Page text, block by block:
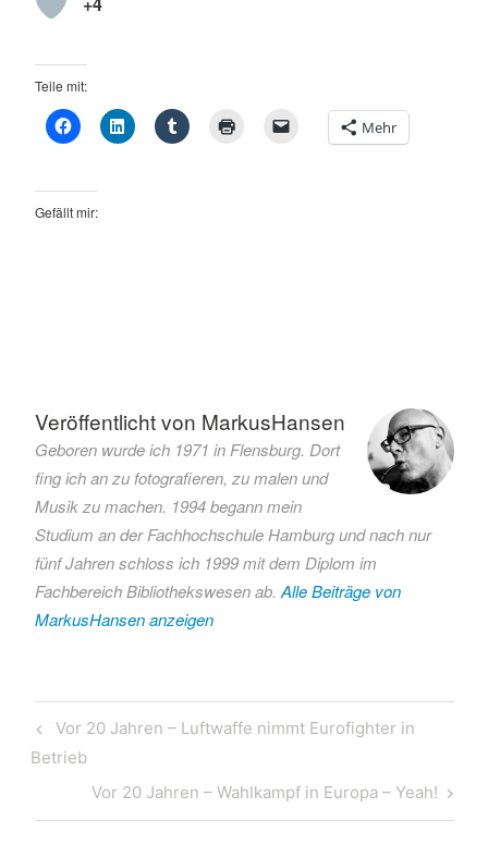
Teile mit:
Mehr
Gefällt mir:
Atacama-
Wüste
BASF
Greenwashing
Ikea
Wald
Umwelt
Veröffentlicht von MarkusHansen
Geboren wurde ich 1971 in Flensburg. Dort
fing ich an zu fotografieren, zu malen und
Musik zu machen. 1994 begann mein
Studium an der Fachhochschule Hamburg und nach nur
fünf Jahren schloss ich 1999 mit dem Diplom im
Fachbereich Bibliothekswesen ab.Alle Beiträge von
MarkusHansen anzeigen
Beitragsnavigation
Previous
Post
Vor 20 Jahren – Luftwaffe nimmt Eurofighter in
Betrieb
Next
Post
Vor 20 Jahren – Wahlkampf in Europa – Yeah!